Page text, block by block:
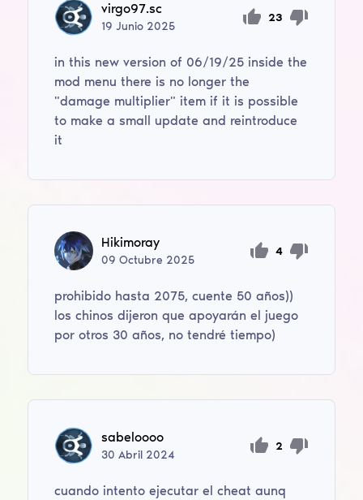
virgo97.sc
19Junio 2025
23
in this new version of 06/19/25 inside the
mod menu there is no longer the
"damage multiplier" item if it is possible
to make a small update and reintroduce
it
Hikimoray
09Octubre 2025
4
prohibido hasta 2075, cuente 50 años))
los chinos dijeron que apoyarán el juego
por otros 30 años, no tendré tiempo)
sabeloooo
30Abril 2024
2
cuando intento ejecutar el cheat aunq